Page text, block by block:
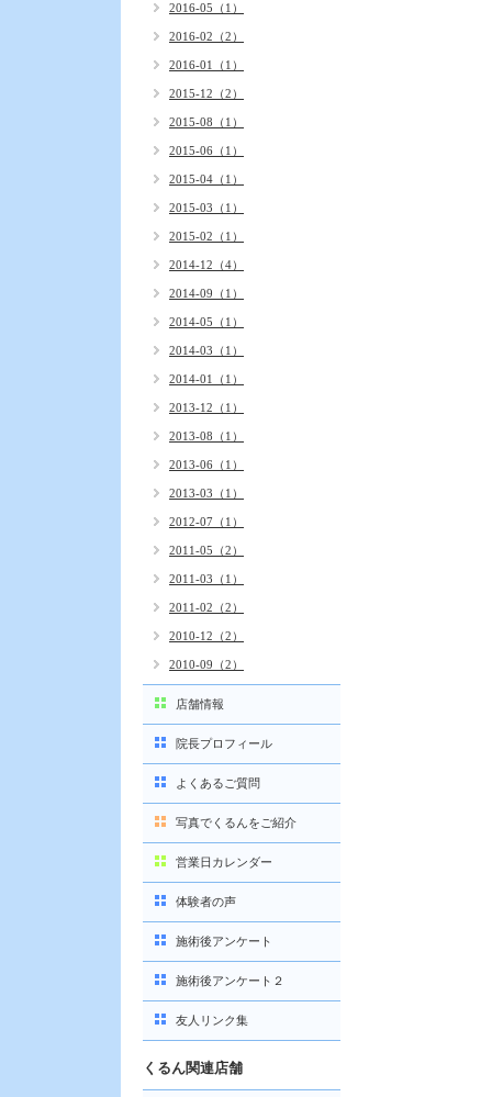
2016-05（1）
2016-02（2）
2016-01（1）
2015-12（2）
2015-08（1）
2015-06（1）
2015-04（1）
2015-03（1）
2015-02（1）
2014-12（4）
2014-09（1）
2014-05（1）
2014-03（1）
2014-01（1）
2013-12（1）
2013-08（1）
2013-06（1）
2013-03（1）
2012-07（1）
2011-05（2）
2011-03（1）
2011-02（2）
2010-12（2）
2010-09（2）
店舗情報
院長プロフィール
よくあるご質問
写真でくるんをご紹介
営業日カレンダー
体験者の声
施術後アンケート
施術後アンケート２
友人リンク集
くるん関連店舗